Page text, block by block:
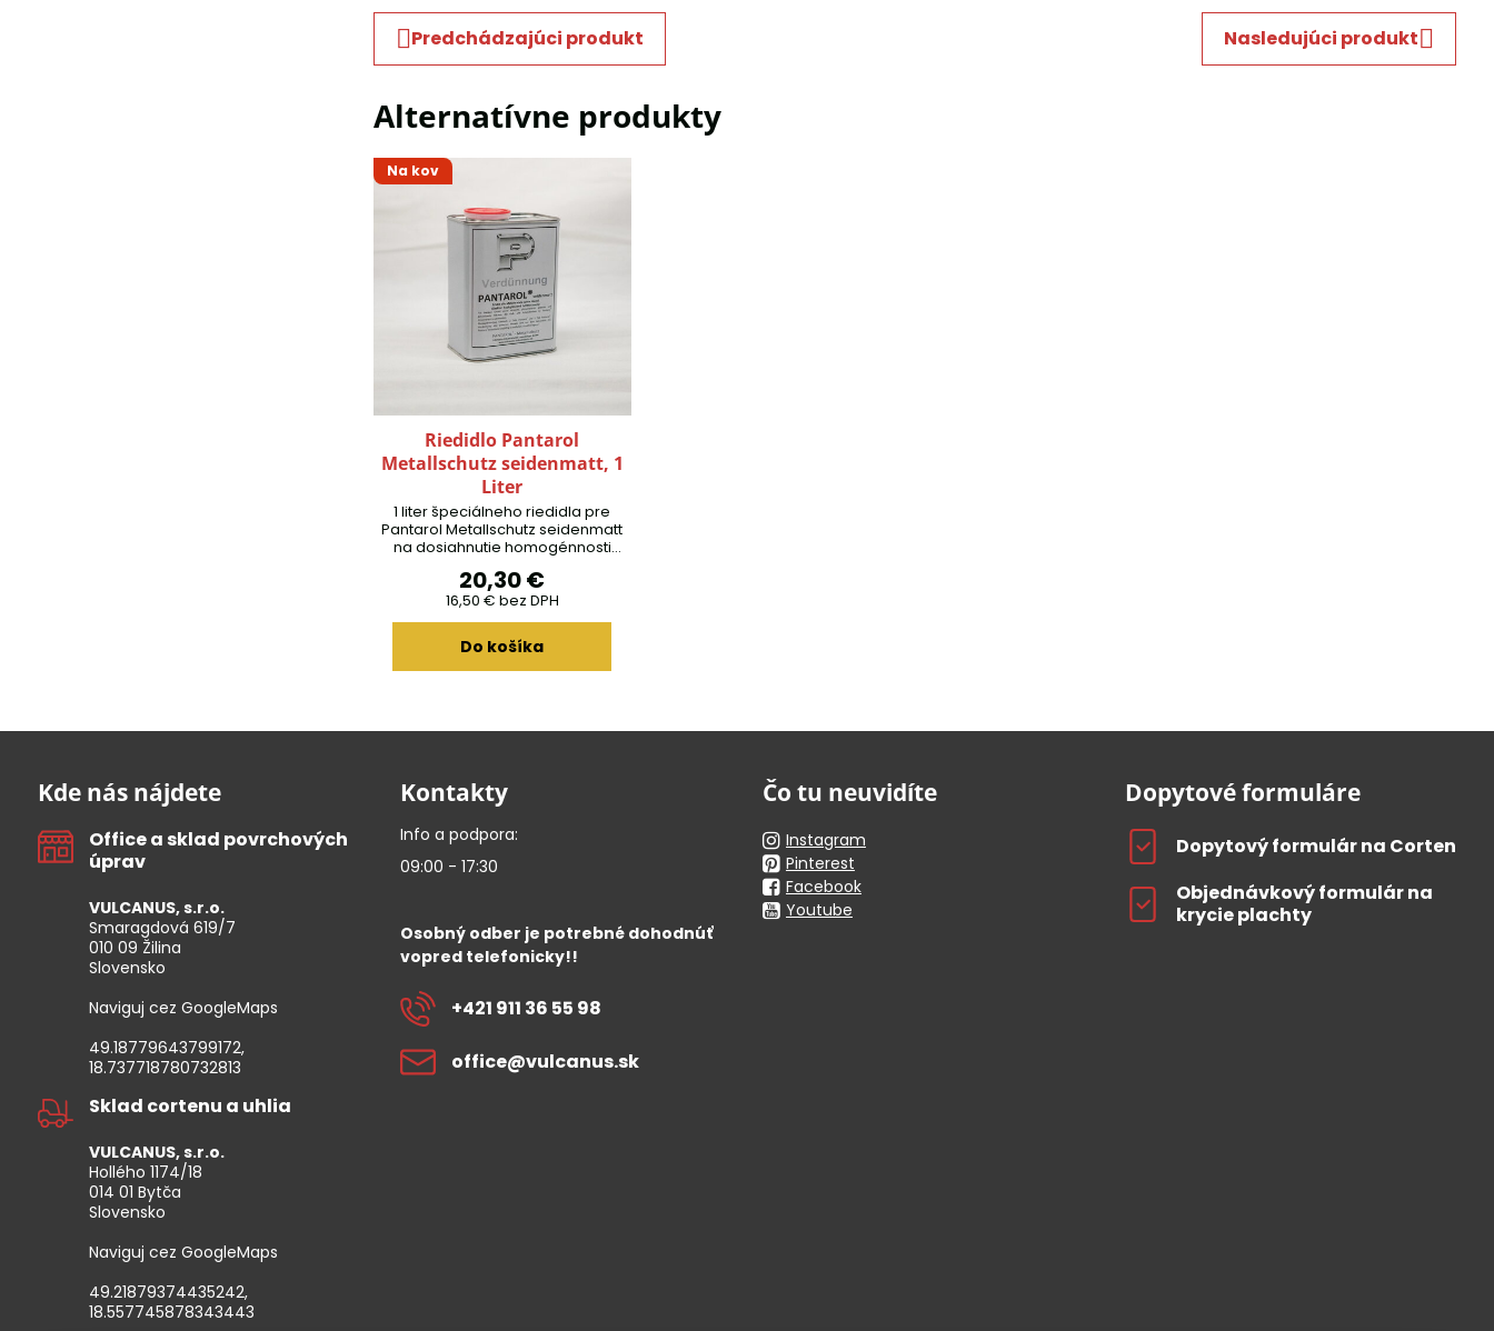
Predchádzajúci produkt Nasledujúci produkt
Alternatívne produkty
Na kov
Riedidlo Pantarol
Metallschutz seidenmatt, 1
Liter
1 liter špeciálneho riedidla pre
Pantarol Metallschutz seidenmatt
na dosiahnutie homogénnosti
20,30 €
16,50 € bez DPH
Do košíka
Kde nás nájdete
Office a sklad povrchových
úprav
VULCANUS, s.r.o.
Smaragdová 619/7
010 09 Žilina
Slovensko
Naviguj cez GoogleMaps
49.18779643799172,
18.737718780732813
Sklad cortenu a uhlia
VULCANUS, s.r.o.
Hollého 1174/18
014 01 Bytča
Slovensko
Naviguj cez GoogleMaps
49.21879374435242,
18.557745878343443
Kontakty
Info a podpora:
09:00 - 17:30
Osobný odber je potrebné dohodnúť
vopred telefonicky!!
+421 911 36 55 98
office​@vulcanus​.sk
Čo tu neuvidíte
Instagram
Pinterest
Facebook
Youtube
Dopytové formuláre
Dopytový formulár na Corten
Objednávkový formulár na
krycie plachty